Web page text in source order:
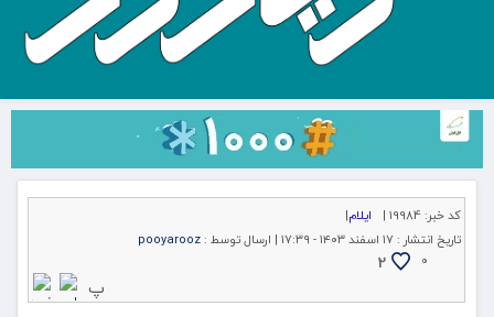
کد خبر: 19984 | ایلام|
تاریخ انتشار : ۱۷ اسفند ۱۴۰۳ - ۱۷:۳۹ | ارسال توسط : pooyarooz
۰
2
پ